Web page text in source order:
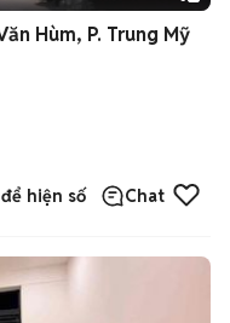
Hùm, P. Trung Mỹ
hiện số Chat